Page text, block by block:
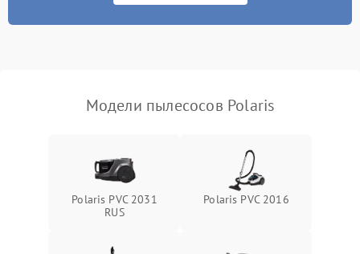
Модели пылесосов Polaris
Polaris PVC 2031
RUS
Polaris PVC 2016